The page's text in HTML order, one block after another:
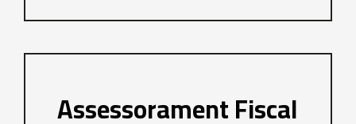
Assessorament Fiscal